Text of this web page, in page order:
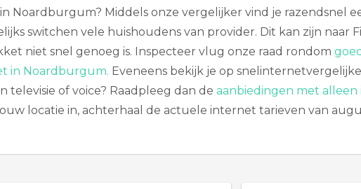
Noardburgum? Middels onze vergelijker vind je razendsnel
switchen vele huishoudens van provider. Dit kan zijn naar
niet snel genoeg is. Inspecteer vlug onze raad rondom
in Noardburgum. Eveneens bekijk je op
televisie of voice? Raadpleeg dan de aanbiedingen met
locatie in, achterhaal de actuele internet tarieven van